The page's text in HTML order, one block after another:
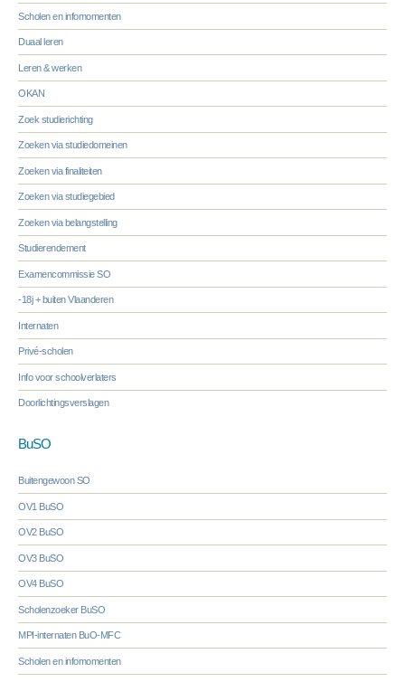
Scholen en infomomenten
Duaal leren
Leren & werken
OKAN
Zoek studierichting
Zoeken via studiedomeinen
Zoeken via finaliteiten
Zoeken via studiegebied
Zoeken via belangstelling
Studierendement
Examencommissie SO
-18j + buiten Vlaanderen
Internaten
Privé-scholen
Info voor schoolverlaters
Doorlichtingsverslagen
BuSO
Buitengewoon SO
OV1 BuSO
OV2 BuSO
OV3 BuSO
OV4 BuSO
Scholenzoeker BuSO
MPI-internaten BuO-MFC
Scholen en infomomenten